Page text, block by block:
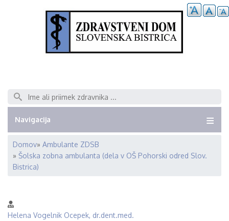
Išči
Navigacija
Breadcrumb
Domov
Ambulante ZDSB
Šolska zobna ambulanta (dela v OŠ Pohorski odred Slov.
Bistrica)
Helena Vogelnik Ocepek, dr.dent.med.